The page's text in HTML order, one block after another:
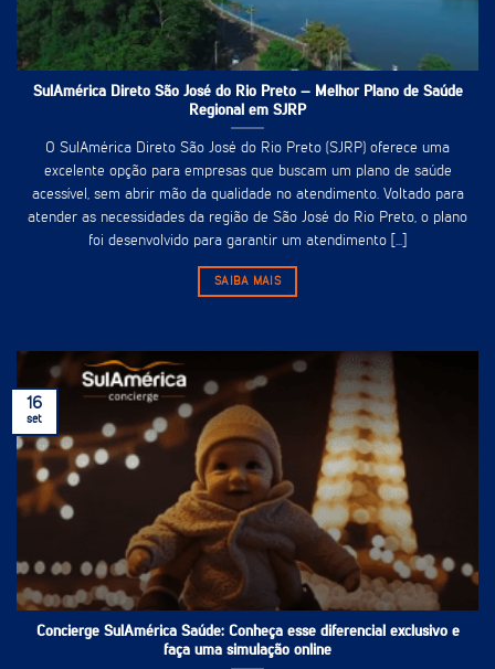
SulAmérica Direto São José do Rio Preto – Melhor Plano de Saúde
Regional em SJRP
O SulAmérica Direto São José do Rio Preto (SJRP) oferece uma
excelente opção para empresas que buscam um plano de saúde
acessível, sem abrir mão da qualidade no atendimento. Voltado para
atender as necessidades da região de São José do Rio Preto, o plano
foi desenvolvido para garantir um atendimento [...]
SAIBA MAIS
Concierge SulAmérica Saúde: Conheça esse diferencial exclusivo e
faça uma simulação online
16
set